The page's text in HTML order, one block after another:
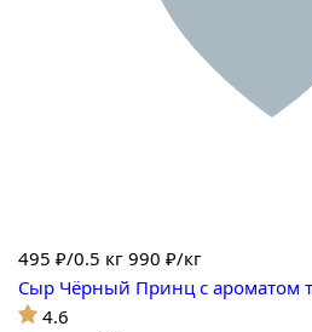
495 ₽/0.5 кг 990 ₽/кг
Сыр Чёрный Принц с ароматом
4.6